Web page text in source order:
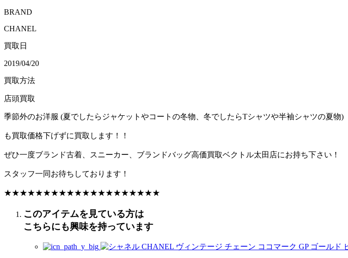
BRAND
CHANEL
買取日
2019/04/20
買取方法
店頭買取
季節外のお洋服 (夏でしたらジャケットやコートの冬物、冬でしたらTシャツや半袖シャツの夏物)
も買取価格下げずに買取します！！
ぜひ一度ブランド古着、スニーカー、ブランドバッグ高価買取ベクトル太田店にお持ち下さい！
スタッフ一同お待ちしております！
★★★★★★★★★★★★★★★★★★★★
このアイテムを見ている方は
こちらにも興味を持っています